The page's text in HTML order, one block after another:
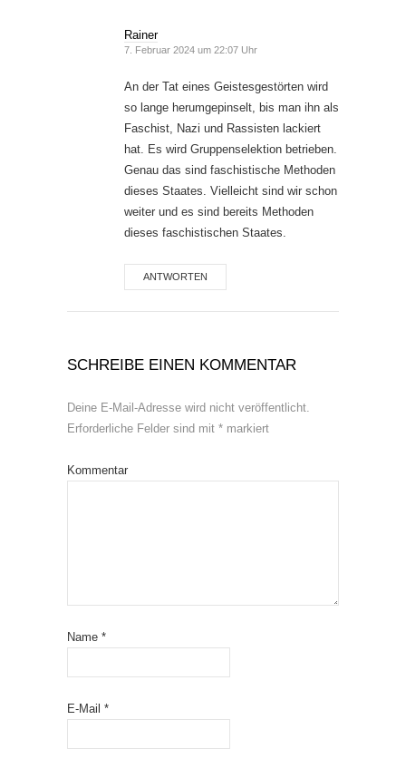
Rainer
7. Februar 2024 um 22:07 Uhr
An der Tat eines Geistesgestörten wird
so lange herumgepinselt, bis man ihn als
Faschist, Nazi und Rassisten lackiert
hat. Es wird Gruppenselektion betrieben.
Genau das sind faschistische Methoden
dieses Staates. Vielleicht sind wir schon
weiter und es sind bereits Methoden
dieses faschistischen Staates.
ANTWORTEN
SCHREIBE EINEN KOMMENTAR
Deine E-Mail-Adresse wird nicht veröffentlicht.
Erforderliche Felder sind mit * markiert
Kommentar
Name *
E-Mail *